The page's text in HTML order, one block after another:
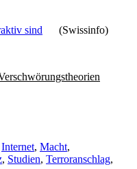
sind (Swissinfo)
Internet, Macht,
, Studien, Terroranschlag,